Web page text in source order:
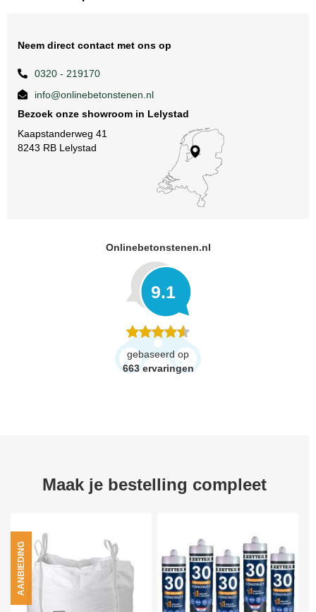
Neem direct contact met ons op
0320 - 219170
info@onlinebetonstenen.nl
Bezoek onze showroom in Lelystad
Kaapstanderweg 41
8243 RB Lelystad
Onlinebetonstenen.nl
9.1
gebaseerd op
663 ervaringen
Maak je bestelling compleet
AANBIEDING